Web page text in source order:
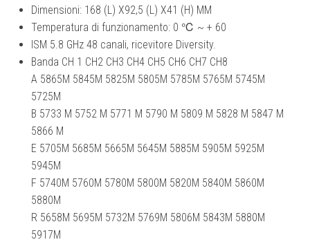
Dimensioni: 168 (L) X92,5 (L) X41 (H) MM
Temperatura di funzionamento: 0 ℃ ~ + 60
ISM 5.8 GHz 48 canali, ricevitore Diversity.
Banda CH 1 CH2 CH3 CH4 CH5 CH6 CH7 CH8
A 5865M 5845M 5825M 5805M 5785M 5765M 5745M
5725M
B 5733 M 5752 M 5771 M 5790 M 5809 M 5828 M 5847 M
5866 M
E 5705M 5685M 5665M 5645M 5885M 5905M 5925M
5945M
F 5740M 5760M 5780M 5800M 5820M 5840M 5860M
5880M
R 5658M 5695M 5732M 5769M 5806M 5843M 5880M
5917M